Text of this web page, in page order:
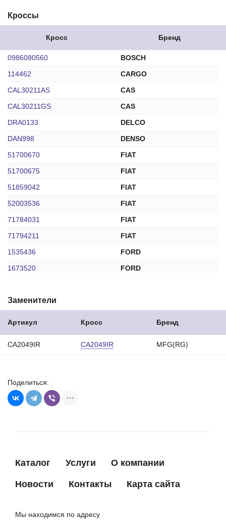
Кроссы
Кросс Бренд
0986080560
BOSCH
114462
CARGO
CAL30211AS
CAS
CAL30211GS
CAS
DRA0133
DELCO
DAN998
DENSO
51700670
FIAT
51700675
FIAT
51859042
FIAT
52003536
FIAT
71784031
FIAT
71794211
FIAT
1535436
FORD
1673520
FORD
9S5110346AA
8EL738211641
ALE1886NW
ALE1886UX
63377011
MAGNETI MARELLI
MAGNETI MARELLI
210745
Заменители
Артикул Кросс Бренд
CA2049IR CA2049IR MFG(RG)
Поделиться:
Каталог Услуги О компании
Новости Контакты Карта сайта
Мы находимся по адресу